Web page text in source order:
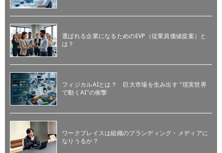
選ばれる企業になるためのEVP（従業員価値提案）と
は？
フィジカルAIとは？ 巨大市場を生み出す "現実世界
で動くAI"の衝撃
ワークプレイスは組織のブランディング・メディアに
なりうるか？